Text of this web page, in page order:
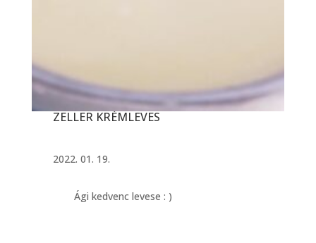
ZELLER KRÉMLEVES
2022. 01. 19.
Ági kedvenc levese : )